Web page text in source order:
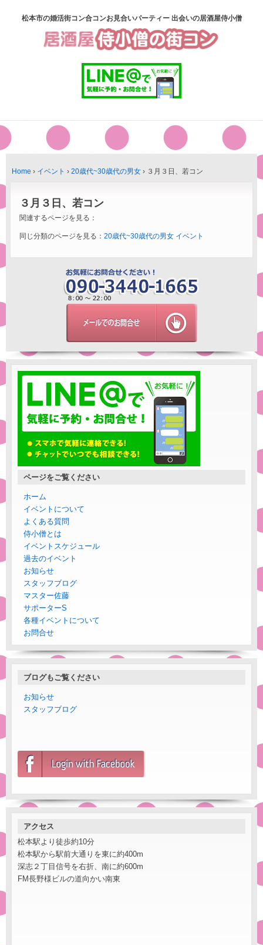
松本市の婚活街コン合コンお見合いパーティー 出会いの居酒屋侍小僧
Home › イベント › 20歳代~30歳代の男女 › ３月３日、若コン
３月３日、若コン
関連するページを見る：
同じ分類のページを見る： 20歳代~30歳代の男女 イベント
ページをご覧ください
ホーム
イベントについて
よくある質問
侍小僧とは
イベントスケジュール
過去のイベント
お知らせ
スタッフブログ
マスター佐藤
サポーターS
各種イベントについて
お問合せ
ブログもご覧ください
お知らせ
スタッフブログ
アクセス
松本駅より徒歩約10分
松本駅から駅前大通りを東に約400m
深志２丁目信号を右折、南に約600m
FM長野様ビルの道向かい南東